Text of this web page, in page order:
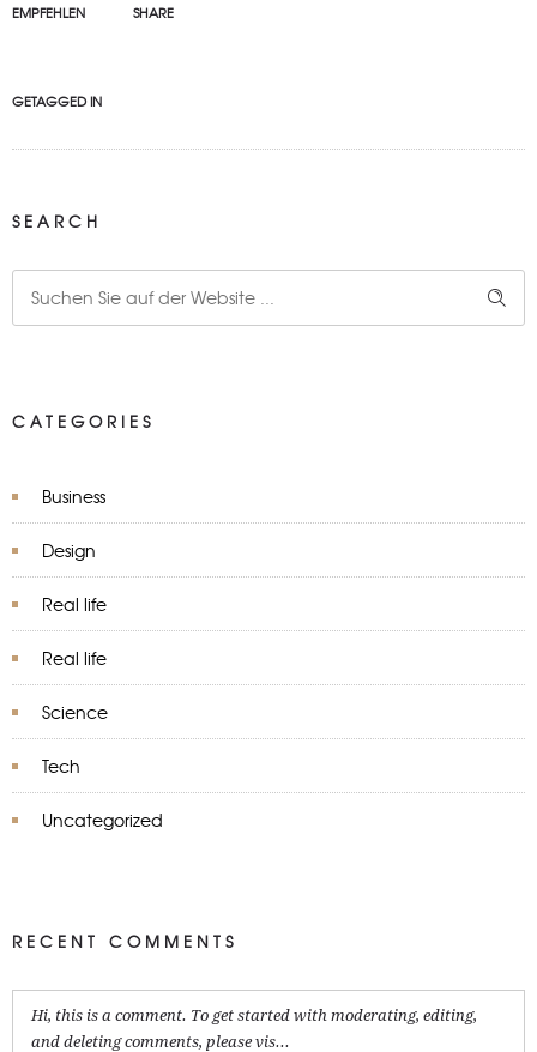
EMPFEHLEN SHARE
GETAGGED IN
SEARCH
CATEGORIES
Business
Design
Real life
Real life
Science
Tech
Uncategorized
RECENT COMMENTS
Hi, this is a comment. To get started with moderating, editing,
and deleting comments, please vis...